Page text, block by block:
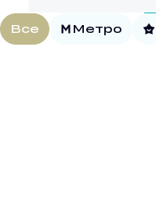
Все Метро